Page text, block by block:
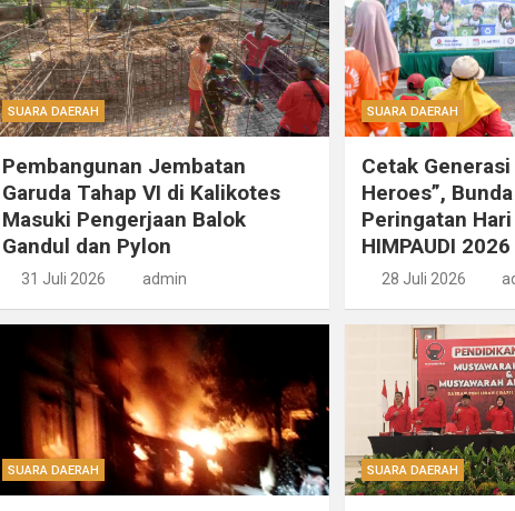
SUARA DAERAH
Pembangunan Jembatan
Garuda Tahap VI di Kalikotes
Masuki Pengerjaan Balok
Gandul dan Pylon
31 Juli 2026 admin
SUARA DAERAH
Cetak
Heroes”,
Peringatan
HIMPAUDI 2026
28 Juli 2026
SUARA DAERAH SUARA DAERAH